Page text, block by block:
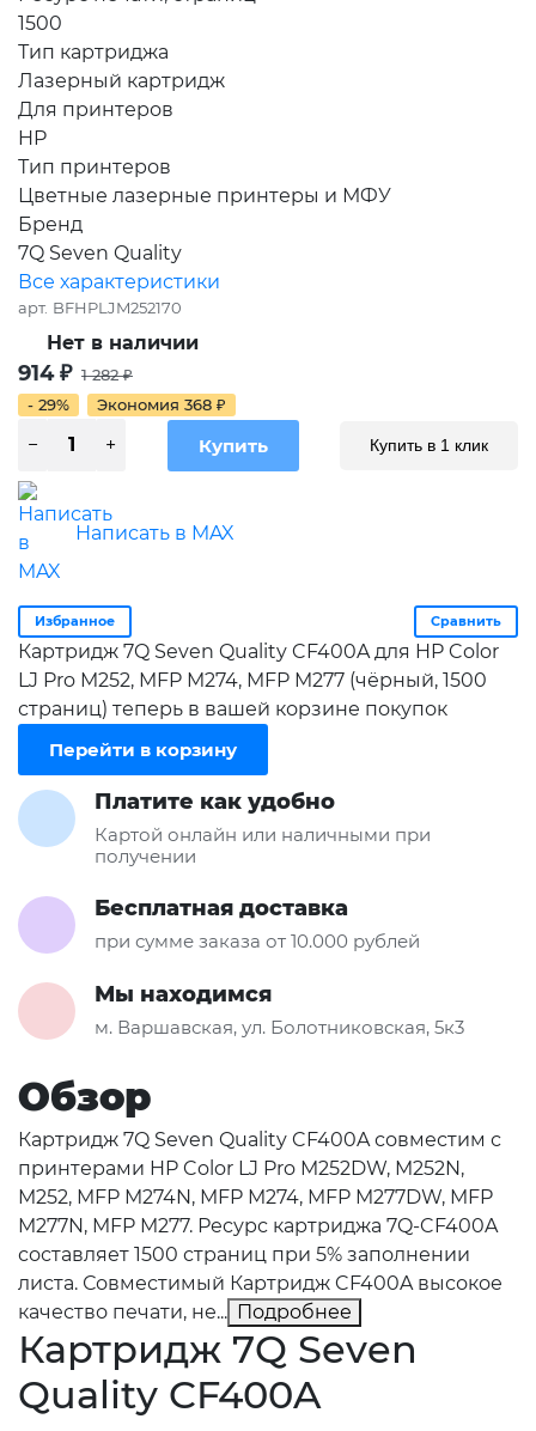
1500
Тип картриджа
Лазерный картридж
Для принтеров
HP
Тип принтеров
Цветные лазерные принтеры и МФУ
Бренд
7Q Seven Quality
Все характеристики
арт. BFHPLJM252170
Нет в наличии
914₽ 1 282₽
- 29%
Экономия 368 ₽
Купить в 1 клик
Написать в MAX
Избранное Сравнить
Картридж 7Q Seven Quality CF400A для HP Color
LJ Pro M252, MFP M274, MFP M277 (чёрный, 1500
страниц) теперь в вашей корзине покупок
Перейти в корзину
Платите как удобно
Картой онлайн или наличными при
получении
Бесплатная доставка
при сумме заказа от 10.000 рублей
Мы находимся
м. Варшавская, ул. Болотниковская, 5к3
Обзор
Картридж 7Q Seven Quality CF400A совместим с
принтерами HP Color LJ Pro M252DW, M252N,
M252, MFP M274N, MFP M274, MFP M277DW, MFP
M277N, MFP M277. Ресурс картриджа 7Q-CF400A
составляет 1500 страниц при 5% заполнении
листа. Совместимый Картридж CF400A высокое
качество печати, не... Подробнее
Картридж 7Q Seven
Quality CF400A